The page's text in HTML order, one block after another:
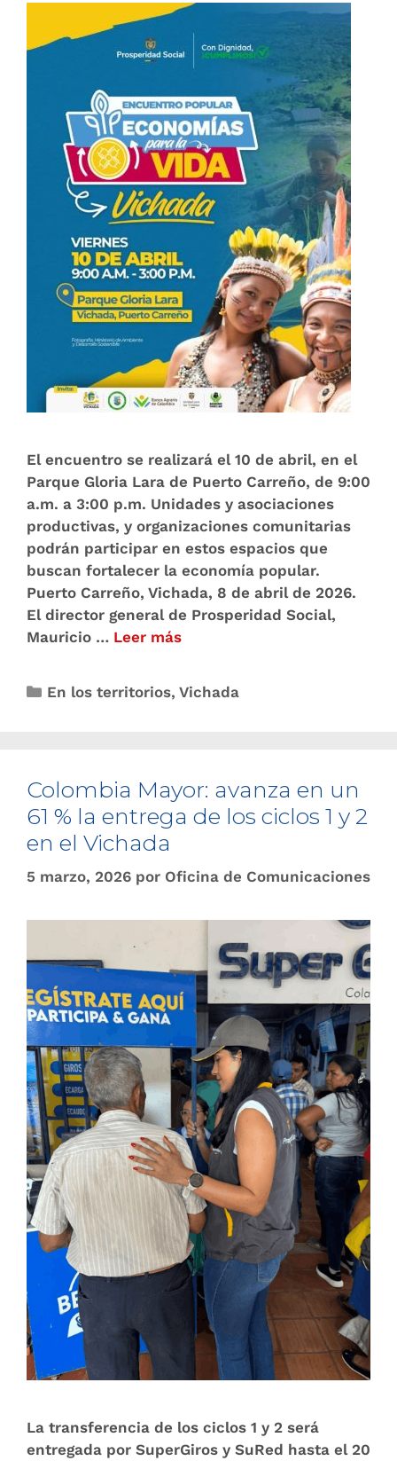
El encuentro se realizará el 10 de abril, en el
Parque Gloria Lara de Puerto Carreño, de 9:00
a.m. a 3:00 p.m. Unidades y asociaciones
productivas, y organizaciones comunitarias
podrán participar en estos espacios que
buscan fortalecer la economía popular.
Puerto Carreño, Vichada, 8 de abril de 2026.
El director general de Prosperidad Social,
Mauricio … Leer más
En los territorios,Vichada
Colombia Mayor: avanza en un
61 % la entrega de los ciclos 1 y 2
en el Vichada
5 marzo, 2026 por Oficina de Comunicaciones
La transferencia de los ciclos 1 y 2 será
entregada por SuperGiros y SuRed hasta el 20